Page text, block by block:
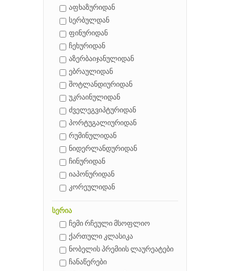
აფხაზურიდან
სერბულდან
ფინურიდან
ჩეხურიდან
აზერბაიჯანულიდან
ებრაულიდან
შოტლანდიურიდან
უკრაინულიდან
ძველეგვიპტურიდან
პორტუგალიურიდან
რუმინულიდან
ნიდერლანდურიდან
ჩინურიდან
იაპონურიდან
კორეულიდან
სერია
ჩემი რჩეული მსოფლიო
ქართული კლასიკა
ნობელის პრემიის ლაურეატები
ჩანაწერები